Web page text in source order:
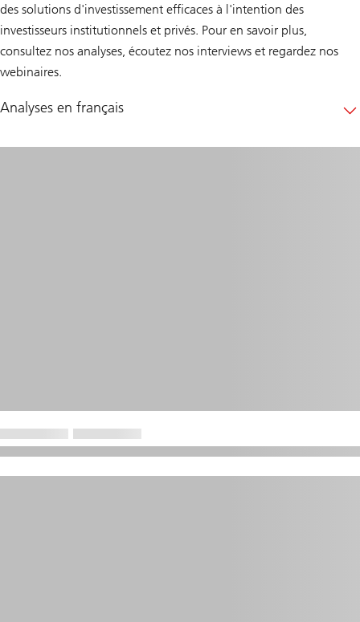
des solutions d'investissement efficaces à l'intention des
investisseurs institutionnels et privés. Pour en savoir plus,
consultez nos analyses, écoutez nos interviews et regardez nos
webinaires.
Analyses en français